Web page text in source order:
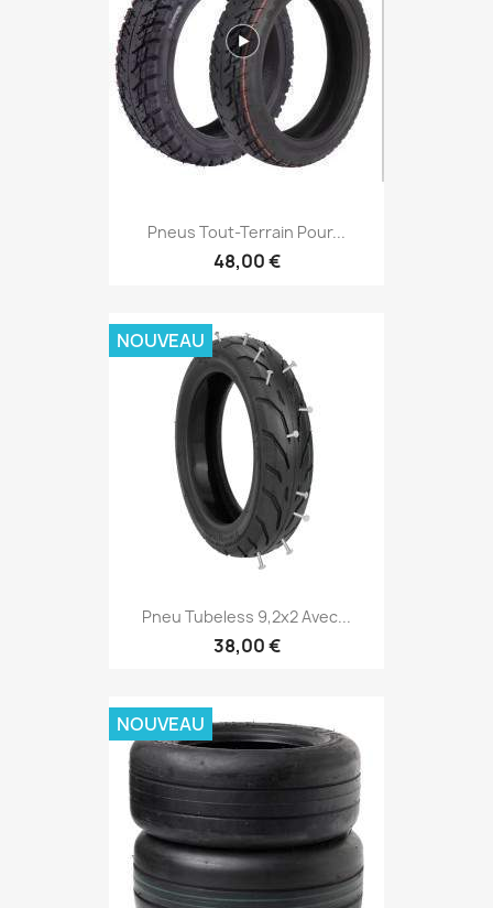
Pneus Tout-Terrain Pour...
48,00 €
Pneu Tubeless 9,2x2 Avec...
38,00 €
NOUVEAU
NOUVEAU